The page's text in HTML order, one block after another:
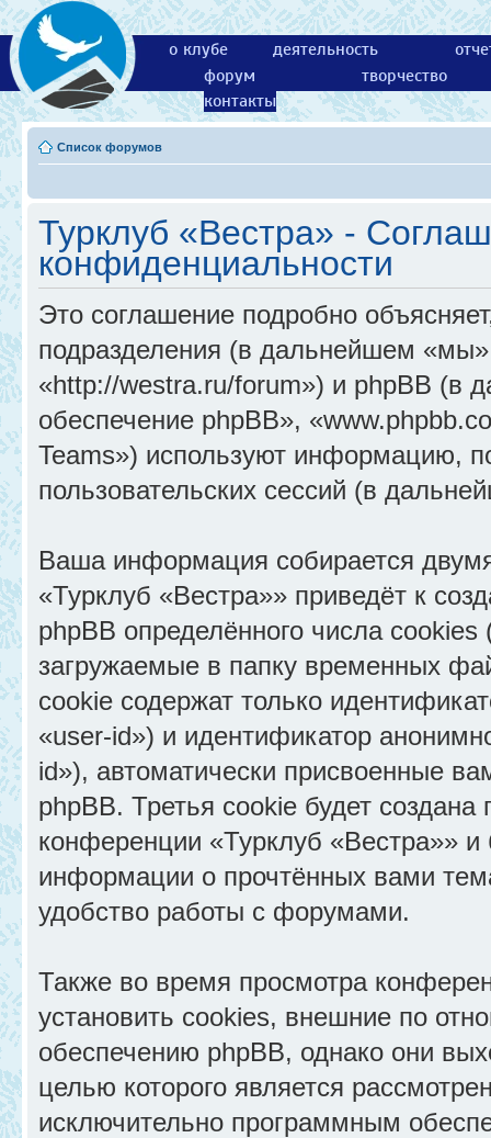
о клубе деятельность
форум
творчество
контакты
Список форумов
Турклуб «Вестра» -
конфиденциальности
Это соглашение подробно
подразделения (в дальнейшем
«http://westra.ru/forum») и phpBB (в
обеспечение phpBB»,
Teams») используют информацию,
пользовательских сессий (в
Ваша информация собирается
«Турклуб «Вестра»» приведёт к
phpBB определённого числа
загружаемые в папку временных
cookie содержат только
«user-id») и идентификатор
id»), автоматически присвоенные
phpBB. Третья cookie будет
конференции «Турклуб «Вестра»» и
информации о прочтённых вами
удобство работы с форумами.
Также во время просмотра
установить cookies, внешние по
обеспечению phpBB, однако они
целью которого является
исключительно программным